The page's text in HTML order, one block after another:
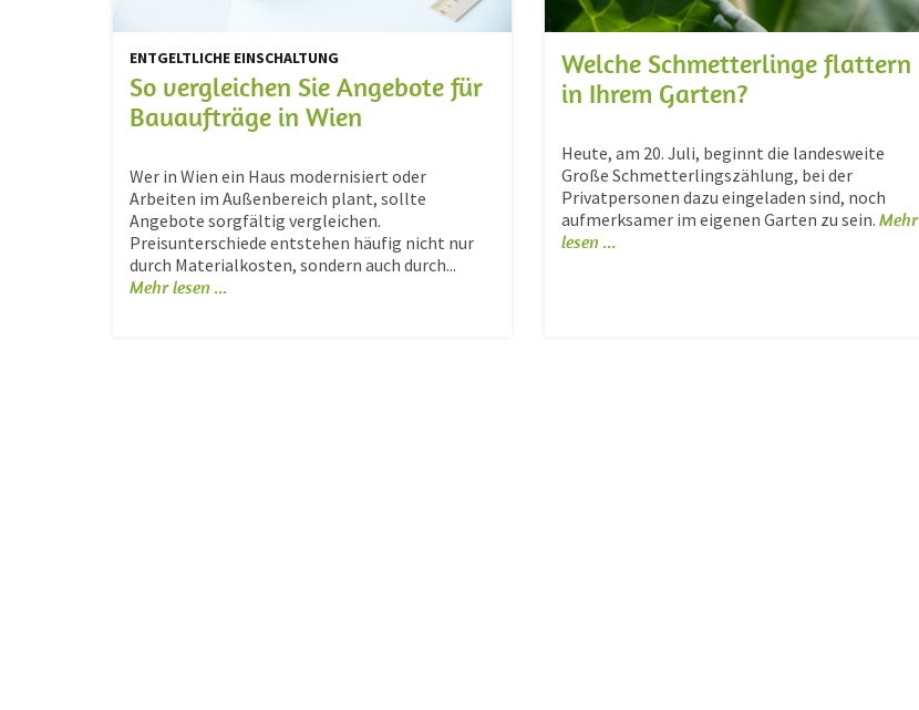
ENTGELTLICHE EINSCHALTUNG
So vergleichen Sie Angebote für
Bauaufträge in Wien
Wer in Wien ein Haus modernisiert oder
Arbeiten im Außenbereich plant, sollte
Angebote sorgfältig vergleichen.
Preisunterschiede entstehen häufig nicht nur
durch Materialkosten, sondern auch durch...
Mehr lesen ...
Welche Schmetterlinge flattern
in Ihrem Garten?
Heute, am 20. Juli, beginnt die landesweite
Große Schmetterlingszählung, bei der
Privatpersonen dazu eingeladen sind, noch
aufmerksamer im eigenen Garten zu sein. Mehr
lesen ...